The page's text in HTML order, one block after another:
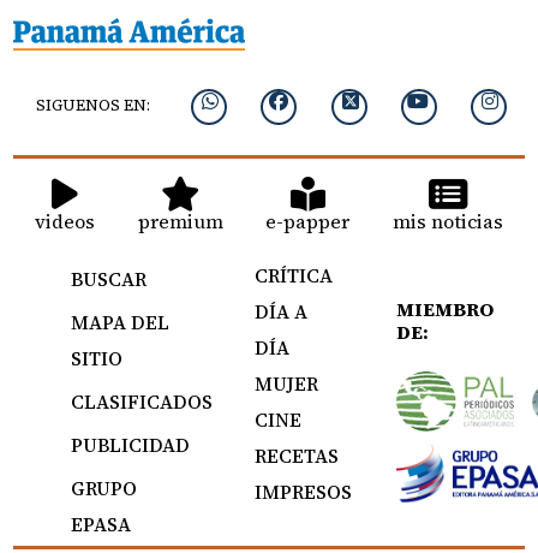
SIGUENOS EN:
videos premium e-papper mis noticias
BUSCAR
MAPA DEL
SITIO
CLASIFICADOS
PUBLICIDAD
GRUPO
EPASA
CRÍTICA
DÍA A
DÍA
MUJER
CINE
RECETAS
IMPRESOS
MIEMBRO
DE: